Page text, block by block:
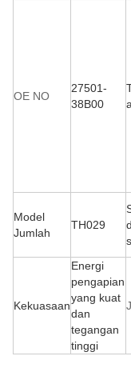
OE NO
27501-
38B00
Model
Jumlah
TH029
Kekuasaan
Energi
pengapian
yang kuat
dan
tegangan
tinggi